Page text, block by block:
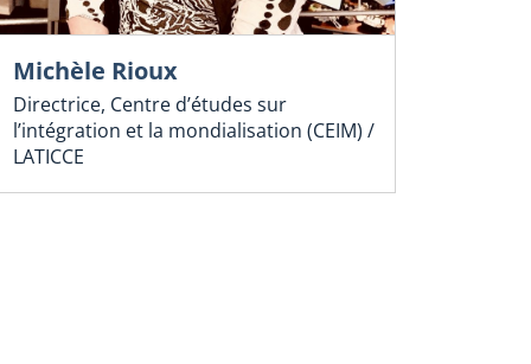
Michèle Rioux
Directrice, Centre d’études sur
l’intégration et la mondialisation (CEIM) /
LATICCE